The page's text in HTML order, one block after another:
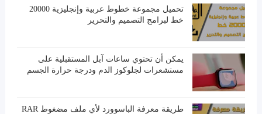
تحميل مجموعة خطوط عربية وإنجليزية 20000
خط لبرامج التصميم والتحرير
يمكن أن تحتوي ساعات آبل المستقبلية على
مستشعرات لجلوكوز الدم ودرجة حرارة الجسم
طريقة معرفة الباسوورد لأي ملف مضغوط RAR